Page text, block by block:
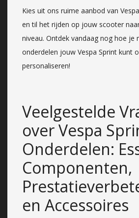
Kies uit ons ruime aanbod van
en til het rijden op jouw scooter
niveau. Ontdek vandaag nog hoe je
onderdelen jouw Vespa Sprint kunt
personaliseren!
Veelgestelde
over Vespa
Onderdelen:
Componenten,
en Accessoires